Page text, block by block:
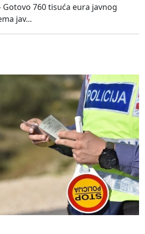
Gotovo 760 tisuća eura javnog
jav...